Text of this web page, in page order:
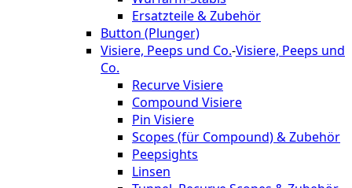
Ersatzteile & Zubehör
Button (Plunger)
Visiere, Peeps und Co.-Visiere, Peeps und
Co.
Recurve Visiere
Compound Visiere
Pin Visiere
Scopes (für Compound) & Zubehör
Peepsights
Linsen